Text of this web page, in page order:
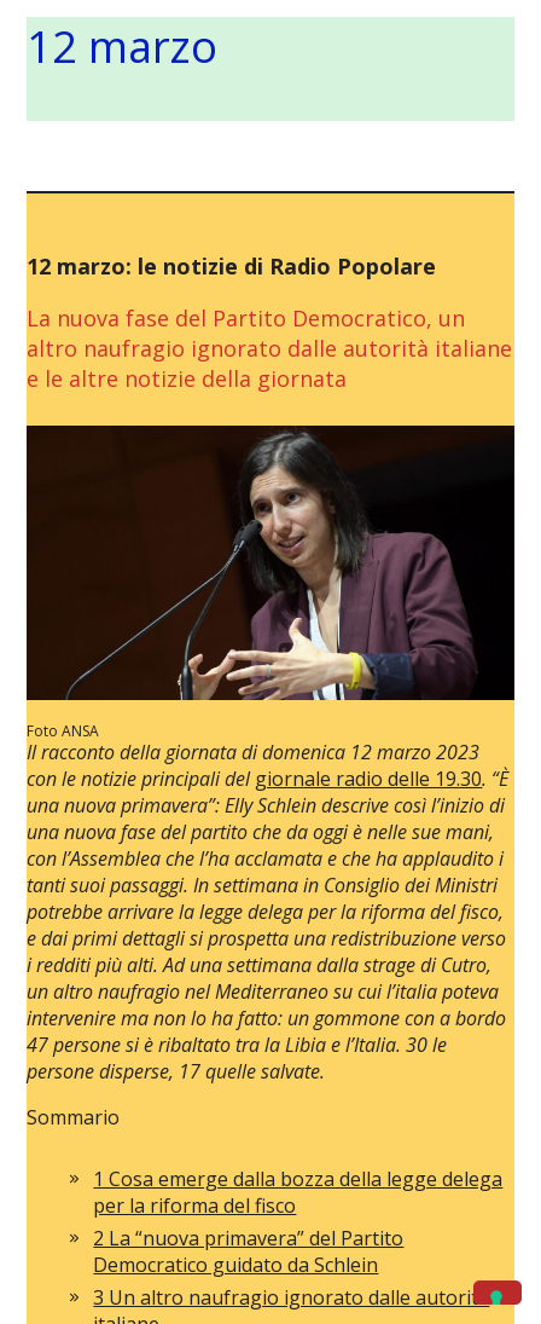
12 marzo
12 marzo: le notizie di Radio Popolare
La nuova fase del Partito Democratico, un
altro naufragio ignorato dalle autorità italiane
e le altre notizie della giornata
Foto ANSA
Il racconto della giornata di domenica 12 marzo 2023
con le notizie principali delgiornale radio delle 19.30. “È
una nuova primavera”: Elly Schlein descrive così l’inizio di
una nuova fase del partito che da oggi è nelle sue mani,
con l’Assemblea che l’ha acclamata e che ha applaudito i
tanti suoi passaggi. In settimana in Consiglio dei Ministri
potrebbe arrivare la legge delega per la riforma del fisco,
e dai primi dettagli si prospetta una redistribuzione verso
i redditi più alti. Ad una settimana dalla strage di Cutro,
un altro naufragio nel Mediterraneo su cui l’italia poteva
intervenire ma non lo ha fatto: un gommone con a bordo
47 persone si è ribaltato tra la Libia e l’Italia. 30 le
persone disperse, 17 quelle salvate.
Sommario
1 Cosa emerge dalla bozza della legge delega
per la riforma del fisco
2 La “nuova primavera” del Partito
Democratico guidato da Schlein
3 Un altro naufragio ignorato dalle autorità